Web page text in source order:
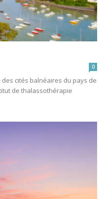
0
cités balnéaires du pays de
de thalassothérapie